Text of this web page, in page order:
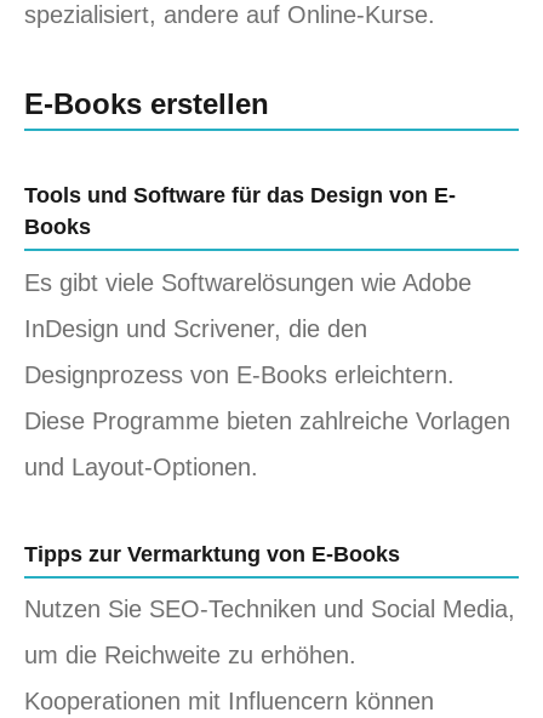
spezialisiert, andere auf Online-Kurse.
E-Books erstellen
Tools und Software für das Design von E-
Books
Es gibt viele Softwarelösungen wie Adobe
InDesign und Scrivener, die den
Designprozess von E-Books erleichtern.
Diese Programme bieten zahlreiche Vorlagen
und Layout-Optionen.
Tipps zur Vermarktung von E-Books
Nutzen Sie SEO-Techniken und Social Media,
um die Reichweite zu erhöhen.
Kooperationen mit Influencern können